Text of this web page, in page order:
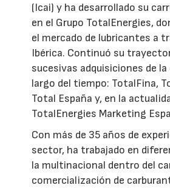
(Icai) y ha desarrollado su
en el Grupo TotalEnergies,
el mercado de lubricantes a
Ibérica. Continuó su
sucesivas adquisiciones de
largo del tiempo: TotalFina,
Total España y, en la
TotalEnergies Marketing
Con más de 35 años de
sector, ha trabajado en
la multinacional dentro del
comercialización de